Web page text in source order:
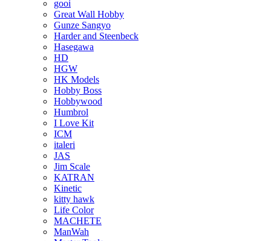
gooi
Great Wall Hobby
Gunze Sangyo
Harder and Steenbeck
Hasegawa
HD
HGW
HK Models
Hobby Boss
Hobbywood
Humbrol
I Love Kit
ICM
italeri
JAS
Jim Scale
KATRAN
Kinetic
kitty hawk
Life Color
MACHETE
ManWah